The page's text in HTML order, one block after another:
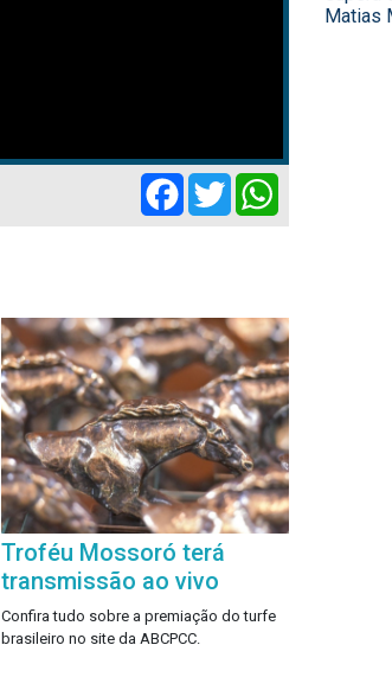
Facebook
Twitter
Troféu Mossoró terá
transmissão ao vivo
Confira tudo sobre a premiação do turfe
brasileiro no site da ABCPCC.
Matias